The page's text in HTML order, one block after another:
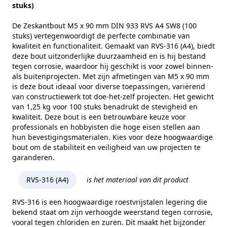
Sterkteklasse
Kopvorm
Zeskantkop
Alternatieve norm
ISO 4017
Maat (e)
8,79 mm
Kophoogte (k)
3,5 mm
Gewicht per 100 stuks
1,25 kg
Aandrijving
Buitenzeskant
Draadtype
Metrisch
Inhoud verpakking
100
stuks)
De Zeskantbout M5 x 90 mm DIN 933 RVS A4 SW8 (100
stuks) vertegenwoordigt de perfecte combinatie van
kwaliteit en functionaliteit. Gemaakt van RVS-316 (A4), biedt
deze bout uitzonderlijke duurzaamheid en is hij bestand
tegen corrosie, waardoor hij geschikt is voor zowel binnen-
als buitenprojecten. Met zijn afmetingen van M5 x 90 mm
is deze bout ideaal voor diverse toepassingen, variërend
van constructiewerk tot doe-het-zelf projecten. Het gewicht
van 1,25 kg voor 100 stuks benadrukt de stevigheid en
kwaliteit. Deze bout is een betrouwbare keuze voor
professionals en hobbyisten die hoge eisen stellen aan
hun bevestigingsmaterialen. Kies voor deze hoogwaardige
bout om de stabiliteit en veiligheid van uw projecten te
garanderen.
RVS-316 (A4) is het materiaal van dit product
RVS-316 is een hoogwaardige roestvrijstalen legering die
bekend staat om zijn verhoogde weerstand tegen corrosie,
vooral tegen chloriden en zuren. Dit maakt het bijzonder